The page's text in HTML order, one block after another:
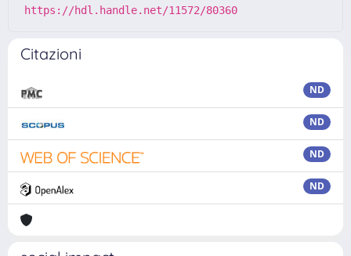
https://hdl.handle.net/11572/80360
Citazioni
ND
ND
ND
ND